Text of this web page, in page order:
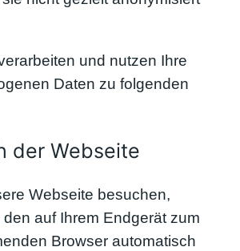
und nutzen Ihre
Daten zu folgenden
der Webseite
Webseite besuchen,
auf Ihrem Endgerät zum
Browser automatisch